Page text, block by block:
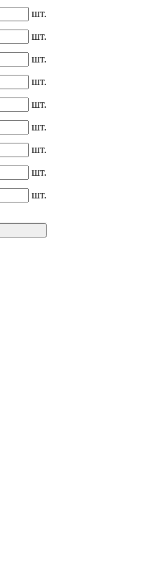
шт.
шт.
шт.
шт.
шт.
шт.
шт.
шт.
шт.